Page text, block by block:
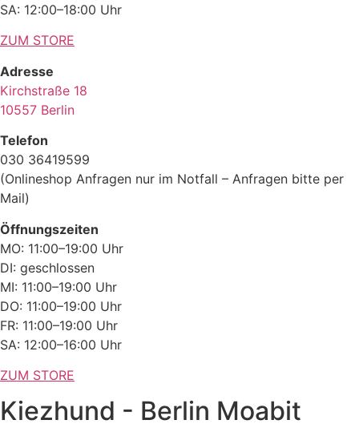
SA: 12:00–18:00 Uhr
ZUM STORE
Adresse
Kirchstraße 18
10557 Berlin
Telefon
030 36419599
(Onlineshop Anfragen nur im Notfall – Anfragen bitte per
Mail)
Öffnungszeiten
MO: 11:00–19:00 Uhr
DI: geschlossen
MI: 11:00–19:00 Uhr
DO: 11:00–19:00 Uhr
FR: 11:00–19:00 Uhr
SA: 12:00–16:00 Uhr
ZUM STORE
Kiezhund - Berlin Moabit